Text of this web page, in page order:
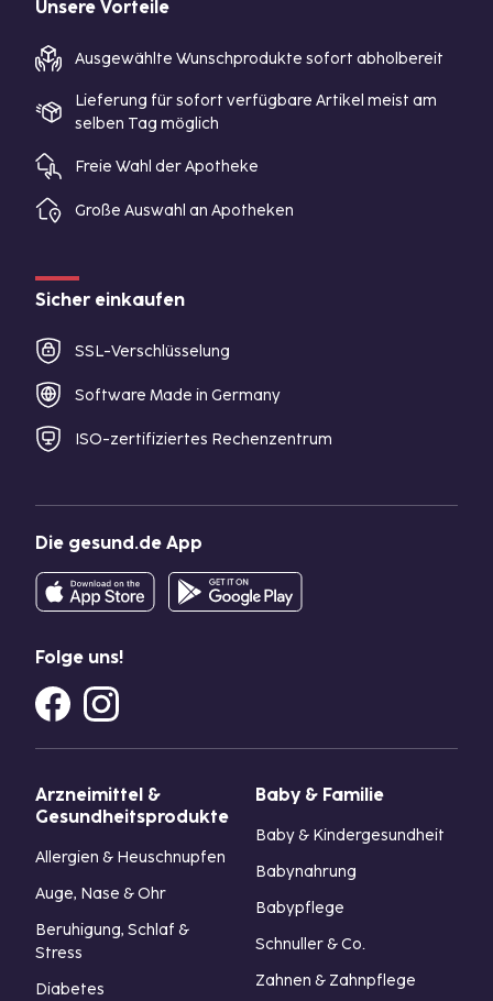
Unsere Vorteile
Ausgewählte Wunschprodukte sofort abholbereit
Lieferung für sofort verfügbare Artikel meist am
selben Tag möglich
Freie Wahl der Apotheke
Große Auswahl an Apotheken
Sicher einkaufen
SSL-Verschlüsselung
Software Made in Germany
ISO-zertifiziertes Rechenzentrum
Die gesund.de App
Folge uns!
Arzneimittel &
Gesundheitsprodukte
Allergien & Heuschnupfen
Auge, Nase & Ohr
Beruhigung, Schlaf &
Stress
Diabetes
Baby & Familie
Baby & Kindergesundheit
Babynahrung
Babypflege
Schnuller & Co.
Zahnen & Zahnpflege